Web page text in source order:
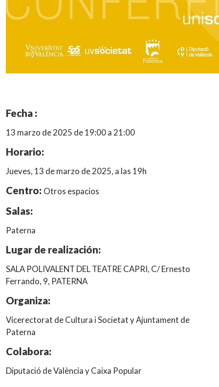
Fecha :
13 marzo de 2025 de 19:00 a 21:00
Horario:
Jueves, 13 de marzo de 2025, a las 19h
Centro: Otros espacios
Salas:
Paterna
Lugar de realización:
SALA POLIVALENT DEL TEATRE CAPRI, C/ Ernesto
Ferrando, 9, PATERNA
Organiza:
Vicerectorat de Cultura i Societat y Ajuntament de
Paterna
Colabora:
Diputació de València y Caixa Popular